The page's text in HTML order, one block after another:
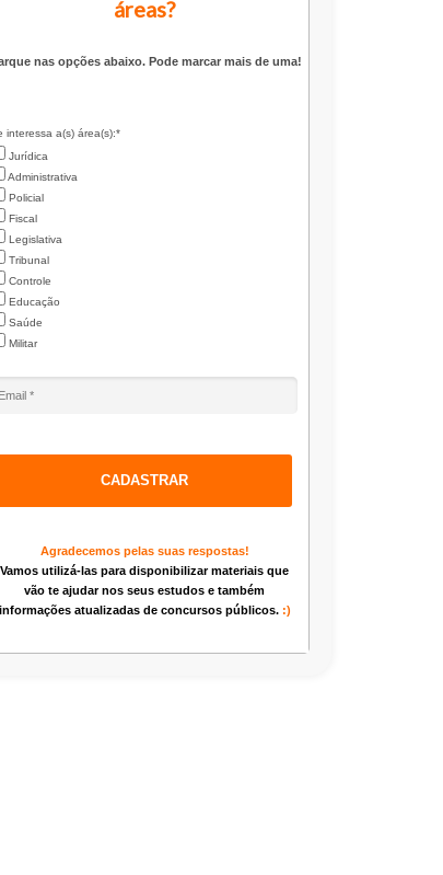
áreas?
nas opções abaixo. Pode marcar mais de uma!
interessa a(s) área(s):*
Jurídica
Administrativa
Policial
Fiscal
Legislativa
Tribunal
Controle
Educação
Saúde
Militar
CADASTRAR
Agradecemos pelas suas respostas!
Vamos utilizá-las para disponibilizar materiais que
vão te ajudar nos seus estudos e também
informações atualizadas de concursos públicos. :)